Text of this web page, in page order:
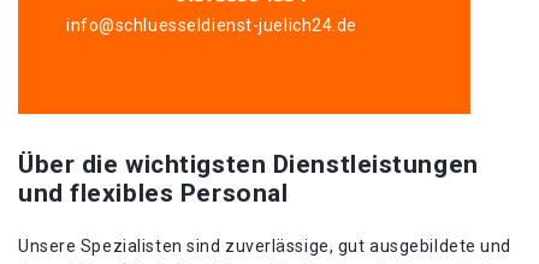
info@schluesseldienst-juelich24.de
Über die wichtigsten Dienstleistungen
und flexibles Personal
Unsere Spezialisten sind zuverlässige, gut ausgebildete und